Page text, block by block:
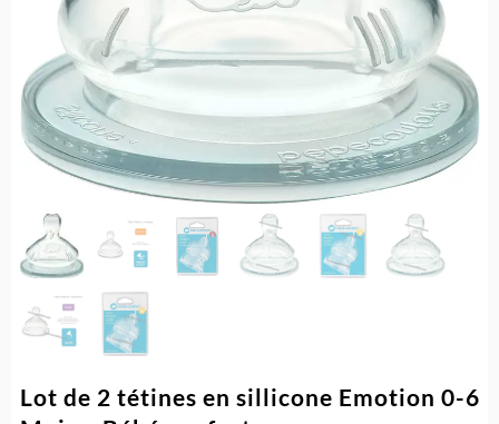
Lot de 2 tétines en sillicone Emotion 0-6